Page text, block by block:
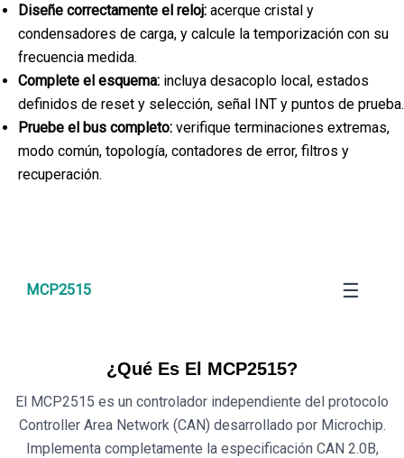
Diseñe correctamente el reloj: acerque cristal y
condensadores de carga, y calcule la temporización con su
frecuencia medida.
Complete el esquema: incluya desacoplo local, estados
definidos de reset y selección, señal INT y puntos de prueba.
Pruebe el bus completo: verifique terminaciones extremas,
modo común, topología, contadores de error, filtros y
recuperación.
MCP2515 ☰
¿Qué Es El MCP2515?
El MCP2515 es un controlador independiente del protocolo
Controller Area Network (CAN) desarrollado por Microchip.
Implementa completamente la especificación CAN 2.0B,